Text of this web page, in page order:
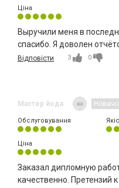
Ціна
Выручили меня в
спасибо. Я доволен
Відповісти 3 0
Мастер йода
Обслуговування
Ціна
Заказал дипломную
качественно. Претензий